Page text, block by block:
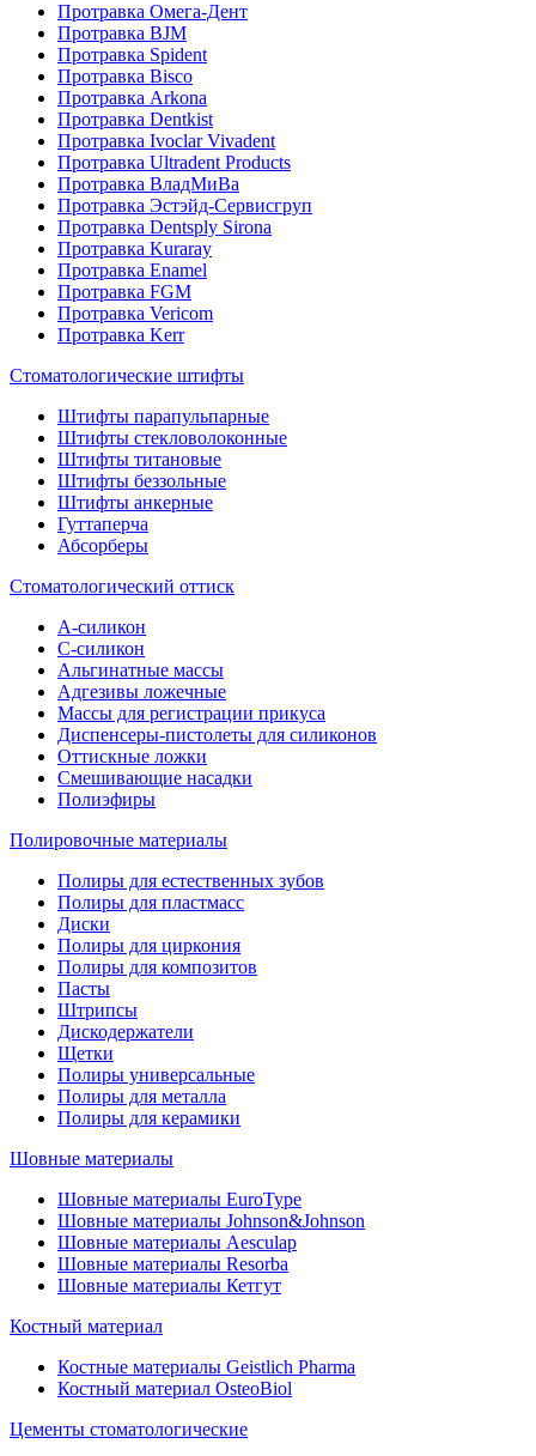
Протравка Омега-Дент
Протравка BJM
Протравка Spident
Протравка Bisco
Протравка Arkona
Протравка Dentkist
Протравка Ivoclar Vivadent
Протравка Ultradent Products
Протравка ВладМиВа
Протравка Эстэйд-Сервисгруп
Протравка Dentsply Sirona
Протравка Kuraray
Протравка Enamel
Протравка FGM
Протравка Vericom
Протравка Kerr
Стоматологические штифты
Штифты парапульпарные
Штифты стекловолоконные
Штифты титановые
Штифты беззольные
Штифты анкерные
Гуттаперча
Абсорберы
Стоматологический оттиск
А-силикон
C-силикон
Альгинатные массы
Адгезивы ложечные
Массы для регистрации прикуса
Диспенсеры-пистолеты для силиконов
Оттискные ложки
Смешивающие насадки
Полиэфиры
Полировочные материалы
Полиры для естественных зубов
Полиры для пластмасс
Диски
Полиры для циркония
Полиры для композитов
Пасты
Штрипсы
Дискодержатели
Щетки
Полиры универсальные
Полиры для металла
Полиры для керамики
Шовные материалы
Шовные материалы EuroType
Шовные материалы Johnson&Johnson
Шовные материалы Aesculap
Шовные материалы Resorba
Шовные материалы Кетгут
Костный материал
Костные материалы Geistlich Pharma
Костный материал OsteoBiol
Цементы стоматологические